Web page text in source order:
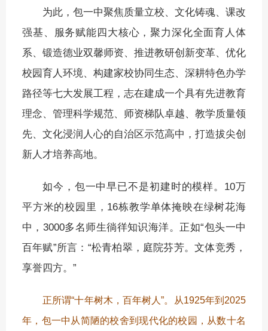
为此，包一中聚焦质量立校、文化铸魂、课改
强基、服务赋能四大核心，聚力深化全面育人体
系、锻造德业双馨师资、推进教研创新变革、优化
校园育人环境、构建家校协同生态、深耕特色办学
路径等七大发展工程，志在建成一个具有先进教育
理念、管理科学规范、师资梯队卓越、教学质量领
先、文化浸润人心的自治区示范高中，打造拔尖创
新人才培养高地。
如今，包一中早已不是初建时的模样。10万
平方米的校园里，16栋教学单体掩映在绿树花海
中，3000多名师生徜徉知识海洋。正如“包头一中
百年赋”所言：“松青柏翠，庭院芬芳。文体竞秀，
享誉四方。”
正所谓“十年树木，百年树人”。从1925年到2025
年，包一中从简陋的校舍到现代化的校园，从数十名